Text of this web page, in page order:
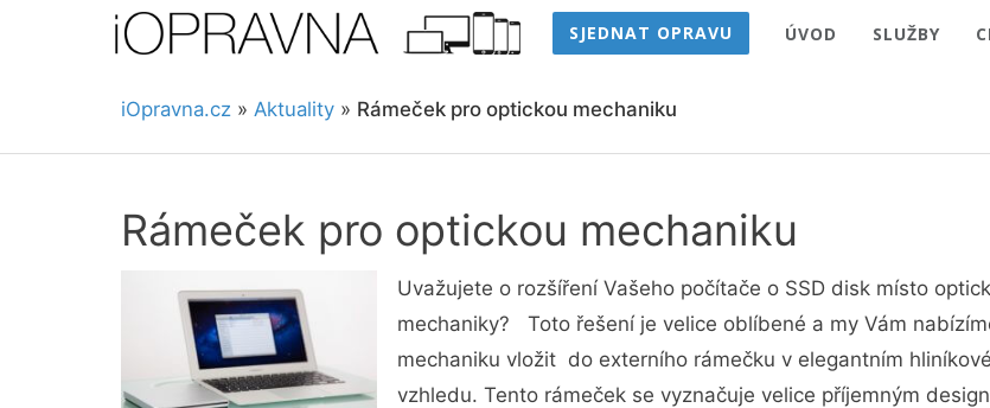
SJEDNAT OPRAVU ÚVOD SLUŽBY
iOpravna.cz » Aktuality » Rámeček pro optickou mechaniku
Rámeček pro optickou mechaniku
Uvažujete o rozšíření Vašeho počítače o SSD disk místo
mechaniky? Toto řešení je velice oblíbené a my Vám
mechaniku vložit do externího rámečku v elegantním
vzhledu. Tento rámeček se vyznačuje velice příjemným